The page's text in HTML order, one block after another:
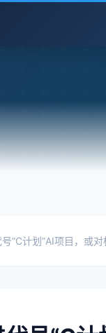
“C计划”AI项目，或对